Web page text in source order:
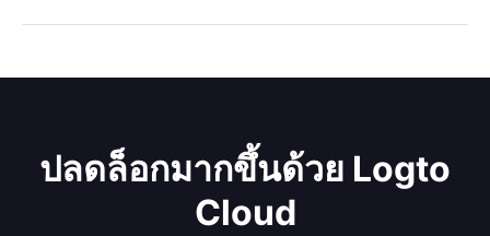
ปลดล็อกมากขึ้นด้วย Logto
Cloud